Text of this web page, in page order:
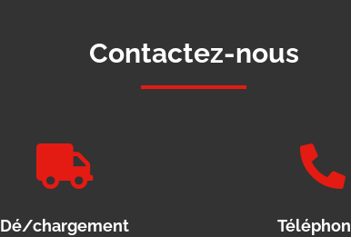
Contactez-nous

Dé/chargement
